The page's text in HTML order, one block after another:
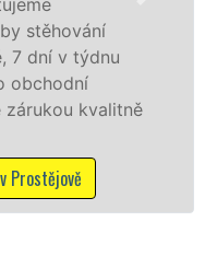
i firmám v
se zárukou kvality
STĚHOVÁNÍ.
NON-STOP
bez příplatků.
služby v Prostějově